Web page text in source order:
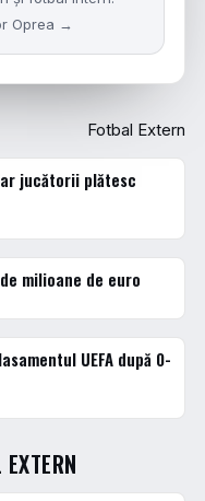
Oprea →
Fotbal Extern
jucătorii plătesc
milioane de euro
UEFA după 0-